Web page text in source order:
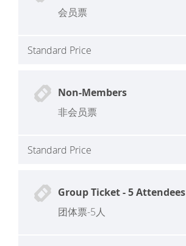
会员票
Standard Price
Non-Members
非会员票
Standard Price
Group Ticket - 5 Attendees
团体票-5人